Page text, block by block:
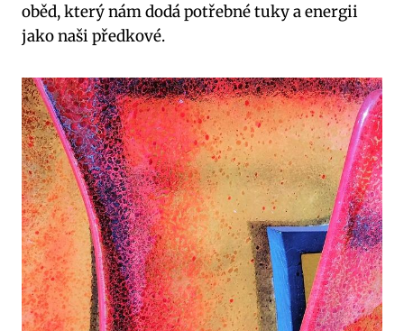
oběd, který nám dodá potřebné ‌tuky a energii
jako naši předkové.